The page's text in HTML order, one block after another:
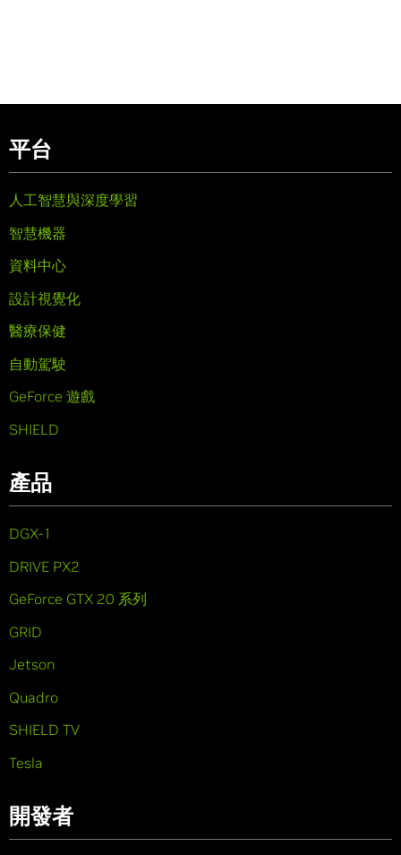
平台
人工智慧與深度學習
智慧機器
資料中心
設計視覺化
醫療保健
自動駕駛
GeForce 遊戲
SHIELD
產品
DGX-1
DRIVE PX2
GeForce GTX 20 系列
GRID
Jetson
Quadro
SHIELD TV
Tesla
開發者